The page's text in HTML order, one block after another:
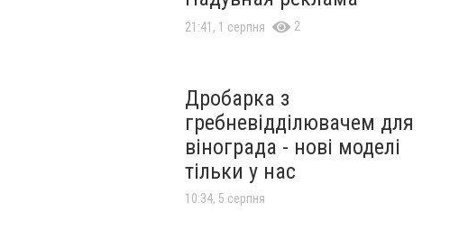
21:41, 1 серпня 2
Дробарка з
гребневідділювачем для
вінограда - нові моделі
тільки у нас
10:34, 5 серпня